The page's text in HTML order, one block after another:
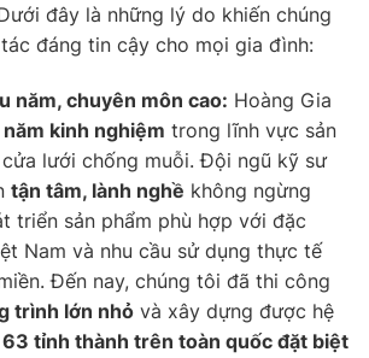
đây là những lý do khiến chúng
đáng tin cậy cho mọi gia đình:
năm, chuyên môn cao: Hoàng Gia
năm kinh nghiệm trong lĩnh vực sản
lưới chống muỗi. Đội ngũ kỹ sư
tận tâm, lành nghề không ngừng
triển sản phẩm phù hợp với đặc
Nam và nhu cầu sử dụng thực tế
Đến nay, chúng tôi đã thi công
trình lớn nhỏ và xây dựng được hệ
63 tỉnh thành trên toàn quốc đặt biệt